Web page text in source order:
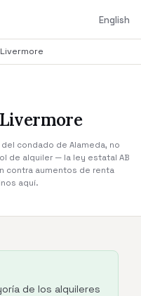
English
Livermore
condado de Alameda, no
de alquiler — la ley estatal AB
contra aumentos de renta
aquí.
de los alquileres